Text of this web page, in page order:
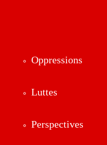
Oppressions
Luttes
Perspectives